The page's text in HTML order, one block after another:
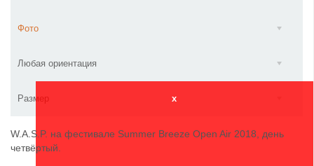
Фото
Любая ориентация
Размер x
W.A.S.P. на фестивале Summer Breeze Open Air 2018, день
четвёртый.